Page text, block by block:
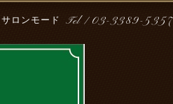
Tel / 03-3389-5357
ロンモード